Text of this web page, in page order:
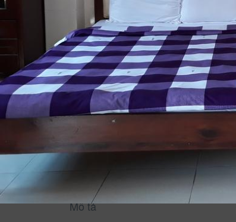
Xem thông tin phòng
Thông Tin Chi Tiết Của Bồ Công Anh
Mô tả